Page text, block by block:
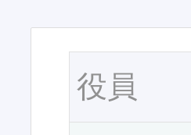
役員